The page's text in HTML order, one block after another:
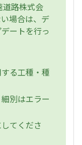
道路株式会
場合は、デ
ートを行っ
る工種・種
別はエラー
てくださ